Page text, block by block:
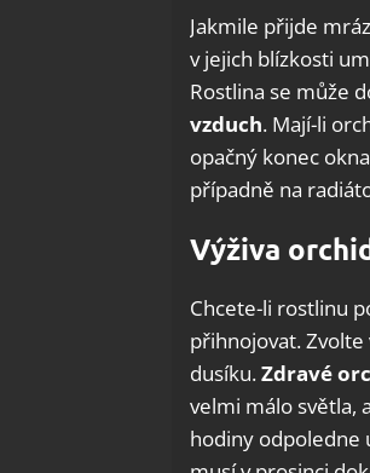
Jakmile přijde
v jejich blízkosti
Rostlina se může
vzduch. Mají-li
opačný konec
případně na
Výživa
Chcete-li rostlinu
přihnojovat.
dusíku.Zdravé
velmi málo světla,
hodiny odpoledne